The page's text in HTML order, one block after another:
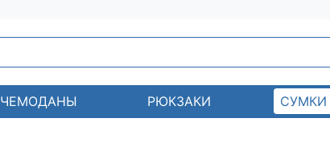
ЧЕМОДАНЫ РЮКЗАКИ СУМКИ